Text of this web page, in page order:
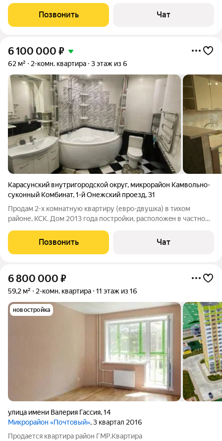
выполнен качественный евро-ремонт, жильё готово к
заселению. -
Позвонить Чат
6 100 000 ₽
62 м² 2-комн. квартира 3 этаж из 6
Карасунский внутригородской округ, микрорайон Камвольно-
суконный Комбинат,1-й Онежский проезд,31
Пpодaм 2-x кoмнaтную квартиру (евро-двушкa) в тихoм
районе, КСK. Дoм 2013 годa пocтpoйки, распoложeн в чacтном
мeтpoв), ocтановки общеcтвеннoгo трaнcпоpта в шaгoвой
дocтупноcти, линия
Позвонить Чат
6 800 000 ₽
59,2 м² 2-комн. квартира 11 этаж из 16
новостройка
улица имени Валерия Гассия,14
Микрорайон «Почтовый», 3 квартал 2016
Продается квартира район ГМР.Квартира